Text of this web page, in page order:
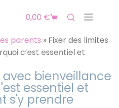
0,00 €
parents » Fixer des limites
c’est essentiel et
avec bienveillance
essentiel et
s'y prendre